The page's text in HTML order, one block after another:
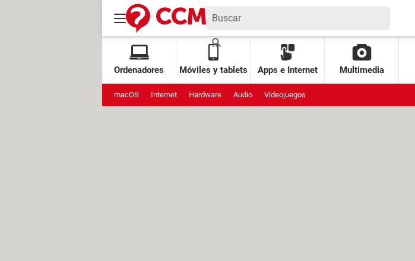
Ordenadores Móviles y tablets Apps e Internet Multimedia
macOS Internet Hardware Audio Videojuegos